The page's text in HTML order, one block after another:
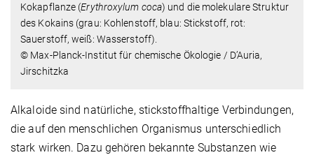
Kokapflanze (Erythroxylum coca) und die molekulare Struktur
des Kokains (grau: Kohlenstoff, blau: Stickstoff, rot:
Sauerstoff, weiß: Wasserstoff).
© Max-Planck-Institut für chemische Ökologie / D’Auria,
Jirschitzka
Alkaloide sind natürliche, stickstoffhaltige Verbindungen,
die auf den menschlichen Organismus unterschiedlich
stark wirken. Dazu gehören bekannte Substanzen wie